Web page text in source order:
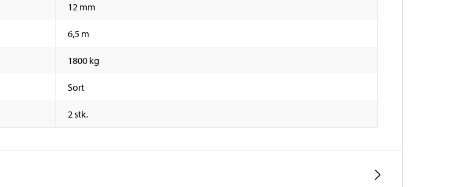
12 mm
6,5 m
1800 kg
Sort
2 stk.